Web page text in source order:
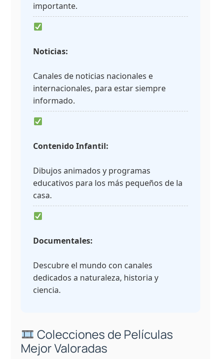
importante.
Noticias:
Canales de noticias nacionales e
internacionales, para estar siempre
informado.
Contenido Infantil:
Dibujos animados y programas
educativos para los más pequeños de la
casa.
Documentales:
Descubre el mundo con canales
dedicados a naturaleza, historia y
ciencia.
Colecciones de Películas
Mejor Valoradas